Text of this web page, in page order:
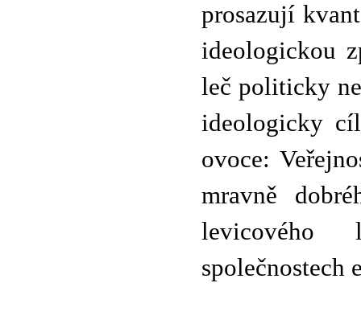
prosazují
ideologickou
leč politicky
ideologicky
ovoce:
mravně
levicového
společnostech